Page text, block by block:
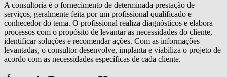
A consultoria é o fornecimento de determinada prestação de
serviços, geralmente feita por um profissional qualificado e
conhecedor do tema. O profissional realiza diagnósticos e elabora
processos com o propósito de levantar as necessidades do cliente,
identificar soluções e recomendar ações. Com as informações
levantadas, o consultor desenvolve, implanta e viabiliza o projeto de
acordo com as necessidades específicas de cada cliente.